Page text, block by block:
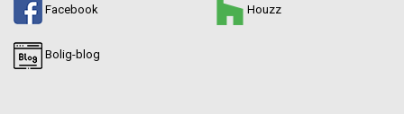
Facebook
Bolig-blog
Houzz